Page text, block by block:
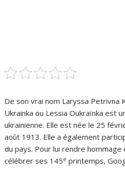
De son vrai nom Laryssa Petrivna
Ukrainka ou Lessia Oukraïnka est
ukrainienne. Elle est née le 25
août 1913. Elle a également
du pays. Pour lui rendre hommage
célébrer ses 145e printemps,